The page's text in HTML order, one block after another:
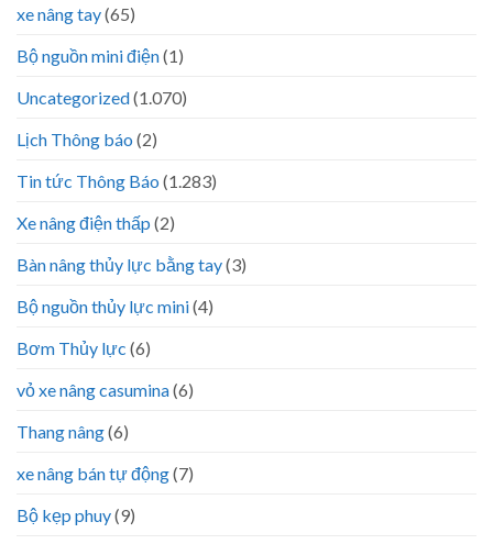
xe nâng tay(65)
Bộ nguồn mini điện(1)
Uncategorized(1.070)
Lịch Thông báo (2)
Tin tức Thông Báo (1.283)
Xe nâng điện thấp (2)
Bàn nâng thủy lực bằng tay(3)
Bộ nguồn thủy lực mini(4)
Bơm Thủy lực (6)
vỏ xe nâng casumina(6)
Thang nâng(6)
xe nâng bán tự động(7)
Bộ kẹp phuy(9)